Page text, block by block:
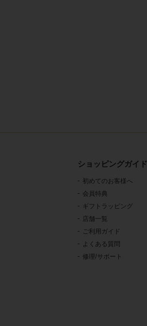
ショッピングガイド
初めてのお客様へ
会員特典
ギフトラッピング
店舗一覧
ご利用ガイド
よくある質問
修理/サポート